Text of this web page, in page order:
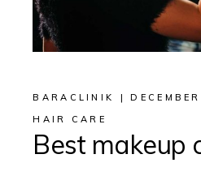
BARACLINIK
HAIR CARE
Best makeup